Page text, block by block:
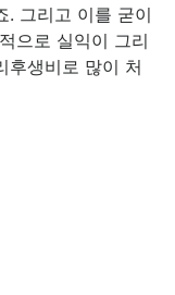
. 그리고 이를 굳이
으로 실익이 그리
후생비로 많이 처